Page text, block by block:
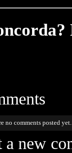
no comments posted yet.
a new